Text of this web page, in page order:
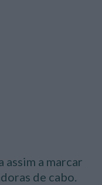
assim a marcar
de cabo.